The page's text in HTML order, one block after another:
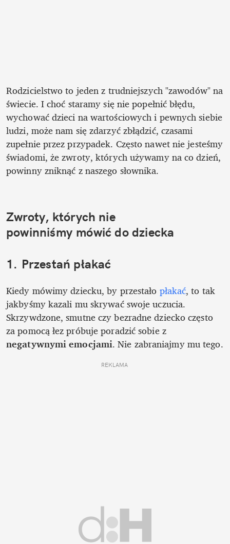
Rodzicielstwo to jeden z trudniejszych "zawodów" na
świecie. I choć staramy się nie popełnić błędu,
wychować dzieci na wartościowych i pewnych siebie
ludzi, może nam się zdarzyć zbłądzić, czasami
zupełnie przez przypadek. Często nawet nie jesteśmy
świadomi, że zwroty, których używamy na co dzień,
powinny zniknąć z naszego słownika.
Zwroty, których nie
powinniśmy mówić do dziecka
1. Przestań płakać
Kiedy mówimy dziecku, by przestało płakać, to tak
jakbyśmy kazali mu skrywać swoje uczucia.
Skrzywdzone, smutne czy bezradne dziecko często
za pomocą łez próbuje poradzić sobie z
negatywnymi emocjami. Nie zabraniajmy mu tego.
REKLAMA